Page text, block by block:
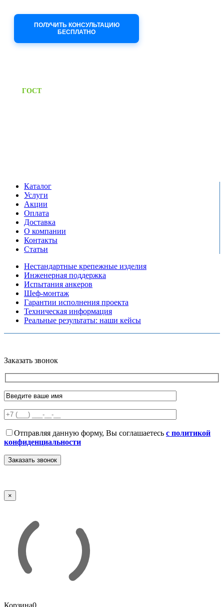
ПОЛУЧИТЬ КОНСУЛЬТАЦИЮ
БЕСПЛАТНО
ГОСТПредоставляем паспорт
Каталог
Услуги
Акции
Оплата
Доставка
О компании
Контакты
Статьи
Нестандартные крепежные изделия
Инженерная поддержка
Испытания анкеров
Шеф-монтаж
Гарантии исполнения проекта
Техническая информация
Реальные результаты: наши кейсы
Заказать звонок
Отправляя данную форму, Вы соглашаетесь с политикой
конфиденциальности
×